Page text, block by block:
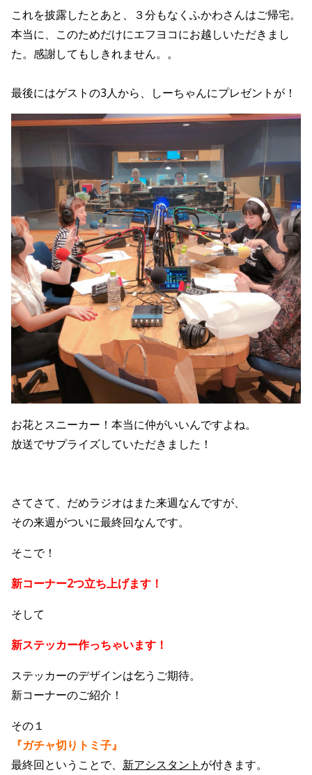
これを披露したとあと、３分もなくふかわさんはご帰宅。
本当に、このためだけにエフヨコにお越しいただきまし
た。感謝してもしきれません。。
最後にはゲストの3人から、しーちゃんにプレゼントが！
お花とスニーカー！本当に仲がいいんですよね。
放送でサプライズしていただきました！
さてさて、だめラジオはまた来週なんですが、
その来週がついに最終回なんです。
そこで！
新コーナー2つ立ち上げます！
そして
新ステッカー作っちゃいます！
ステッカーのデザインは乞うご期待。
新コーナーのご紹介！
その１
『ガチャ切りトミ子』
最終回ということで、 新アシスタント が付きます。